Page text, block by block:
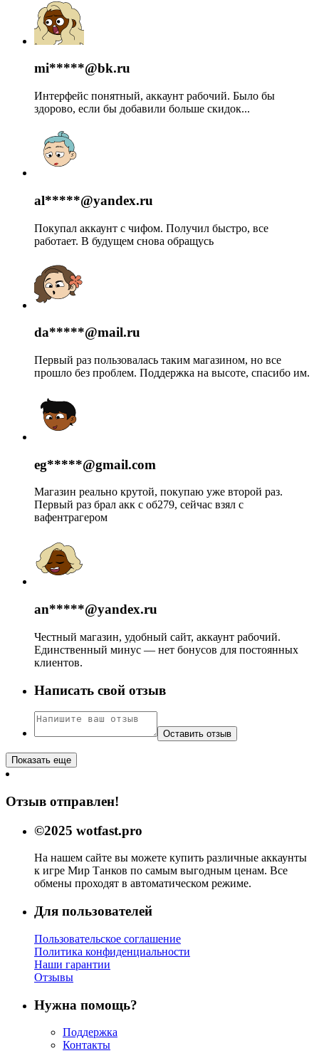
mi*****@bk.ru
Интерфейс понятный, аккаунт рабочий. Было бы
здорово, если бы добавили больше скидок...
al*****@yandex.ru
Покупал аккаунт с чифом. Получил быстро, все
работает. В будущем снова обращусь
da*****@mail.ru
Первый раз пользовалась таким магазином, но все
прошло без проблем. Поддержка на высоте, спасибо им.
eg*****@gmail.com
Магазин реально крутой, покупаю уже второй раз.
Первый раз брал акк с об279, сейчас взял с
вафентрагером
an*****@yandex.ru
Честный магазин, удобный сайт, аккаунт рабочий.
Единственный минус — нет бонусов для постоянных
клиентов.
Написать свой отзыв
Оставить отзыв
Показать еще
Отзыв отправлен!
©2025 wotfast.pro
На нашем сайте вы можете купить различные аккаунты
к игре Мир Танков по самым выгодным ценам. Все
обмены проходят в автоматическом режиме.
Для пользователей
Пользовательское соглашение
Политика конфиденциальности
Наши гарантии
Отзывы
Нужна помощь?
Поддержка
Контакты